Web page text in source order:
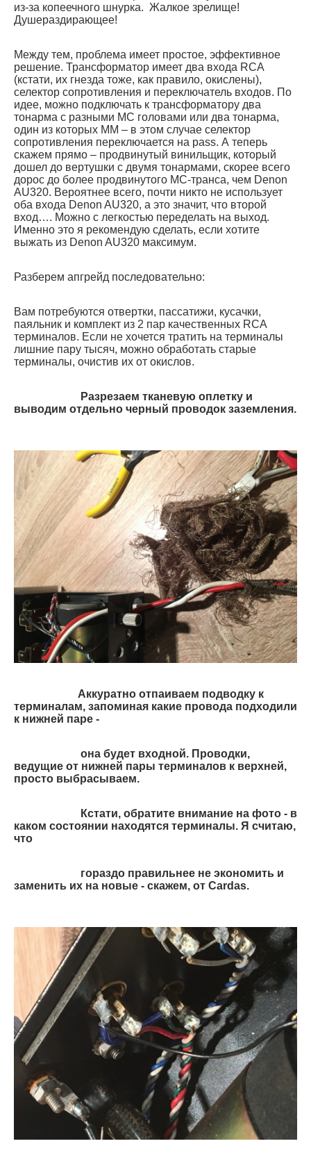
из-за копеечного шнурка. Жалкое зрелище!
Душераздирающее!
Между тем, проблема имеет простое, эффективное
решение. Трансформатор имеет два входа RCA
(кстати, их гнезда тоже, как правило, окислены),
селектор сопротивления и переключатель входов. По
идее, можно подключать к трансформатору два
тонарма с разными МС головами или два тонарма,
один из которых ММ – в этом случае селектор
сопротивления переключается на pass. А теперь
скажем прямо – продвинутый винильщик, который
дошел до вертушки с двумя тонармами, скорее всего
дорос до более продвинутого МС-транса, чем Denon
AU320. Вероятнее всего, почти никто не использует
оба входа Denon AU320, а это значит, что второй
вход…. Можно с легкостью переделать на выход.
Именно это я рекомендую сделать, если хотите
выжать из Denon AU320 максимум.
Разберем апгрейд последовательно:
Вам потребуются отвертки, пассатижи, кусачки,
паяльник и комплект из 2 пар качественных RCA
терминалов. Если не хочется тратить на терминалы
лишние пару тысяч, можно обработать старые
терминалы, очистив их от окислов.
Разрезаем тканевую оплетку и
выводим отдельно черный проводок заземления.
Аккуратно отпаиваем подводку к
терминалам, запоминая какие провода подходили
к нижней паре -
она будет входной. Проводки,
ведущие от нижней пары терминалов к верхней,
просто выбрасываем.
Кстати, обратите внимание на фото - в
каком состоянии находятся терминалы. Я считаю,
что
гораздо правильнее не экономить и
заменить их на новые - скажем, от Cardas.